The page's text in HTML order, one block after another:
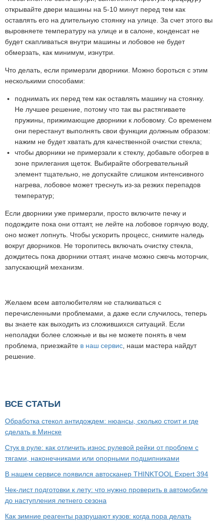
открывайте двери машины на 5-10 минут перед тем как
оставлять его на длительную стоянку на улице. За счет этого вы
выровняете температуру на улице и в салоне, конденсат не
будет скапливаться внутри машины и лобовое не будет
обмерзать, как минимум, изнутри.
Что делать, если примерзли дворники. Можно бороться с этим
несколькими способами:
поднимать их перед тем как оставлять машину на стоянку.
Не лучшее решение, потому что так вы растягиваете
пружины, прижимающие дворники к лобовому. Со временем
они перестанут выполнять свои функции должным образом:
нажим не будет хватать для качественной очистки стекла;
чтобы дворники не примерзали к стеклу, добавьте обогрев в
зоне прилегания щеток. Выбирайте обогревательный
элемент тщательно, не допускайте слишком интенсивного
нагрева, лобовое может треснуть из-за резких перепадов
температур;
Если дворники уже примерзли, просто включите печку и
подождите пока они оттаят, не лейте на лобовое горячую воду,
оно может лопнуть. Чтобы ускорить процесс, снимите наледь
вокруг дворников. Не торопитесь включать очистку стекла,
дождитесь пока дворники оттаят, иначе можно сжечь моторчик,
запускающий механизм.
Желаем всем автолюбителям не сталкиваться с
перечисленными проблемами, а даже если случилось, теперь
вы знаете как выходить из сложившихся ситуаций. Если
неполадки более сложные и вы не можете понять в чем
проблема, приезжайте в наш сервис , наши мастера найдут
решение.
ВСЕ СТАТЬИ
Обработка стекол антидождем: нюансы, сколько стоит и где
сделать в Минске
Стук в руле: как отличить износ рулевой рейки от проблем с
тягами, наконечниками или опорными подшипниками
В нашем сервисе появился автосканер THINKTOOL Expert 394
Чек-лист подготовки к лету: что нужно проверить в автомобиле
до наступления летнего сезона
Как зимние реагенты разрушают кузов: когда пора делать